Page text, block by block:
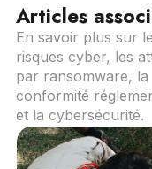
Articles
En savoir plus sur
risques cyber, les
par ransomware, la
conformité
et la cybersécurité.